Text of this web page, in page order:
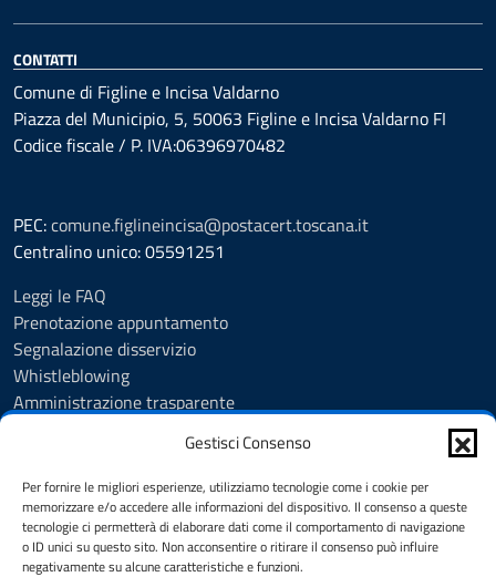
Gestisci Consenso
Per fornire le migliori esperienze, utilizziamo tecnologie come i cookie per
memorizzare e/o accedere alle informazioni del dispositivo. Il consenso a queste
tecnologie ci permetterà di elaborare dati come il comportamento di navigazione
o ID unici su questo sito. Non acconsentire o ritirare il consenso può influire
negativamente su alcune caratteristiche e funzioni.
CONTATTI
Comune di Figline e Incisa Valdarno
Piazza del Municipio, 5, 50063 Figline e Incisa Valdarno FI
Codice fiscale / P. IVA:06396970482
PEC:comune.figlineincisa@postacert.toscana.it
Centralino unico: 05591251
Leggi le FAQ
Prenotazione appuntamento
Segnalazione disservizio
Whistleblowing
Amministrazione trasparente
Albo Pretorio
Cookie Policy
Informativa privacy
Dichiarazione di accessibilità